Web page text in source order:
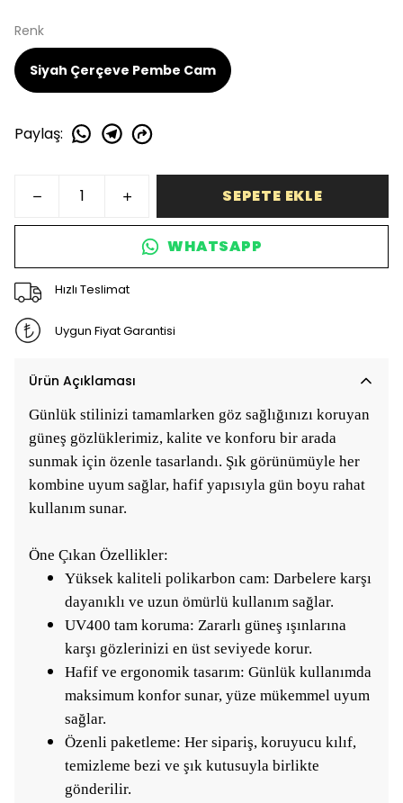
Renk
Siyah Çerçeve Pembe Cam
Paylaş:
SEPETE EKLE
WHATSAPP
Hızlı Teslimat
Uygun Fiyat Garantisi
Ürün Açıklaması
Günlük stilinizi tamamlarken göz sağlığınızı koruyan
güneş gözlüklerimiz, kalite ve konforu bir arada
sunmak için özenle tasarlandı. Şık görünümüyle her
kombine uyum sağlar, hafif yapısıyla gün boyu rahat
kullanım sunar.
Öne Çıkan Özellikler:
Yüksek kaliteli polikarbon cam: Darbelere karşı
dayanıklı ve uzun ömürlü kullanım sağlar.
UV400 tam koruma: Zararlı güneş ışınlarına
karşı gözlerinizi en üst seviyede korur.
Hafif ve ergonomik tasarım: Günlük kullanımda
maksimum konfor sunar, yüze mükemmel uyum
sağlar.
Özenli paketleme: Her sipariş, koruyucu kılıf,
temizleme bezi ve şık kutusuyla birlikte
gönderilir.